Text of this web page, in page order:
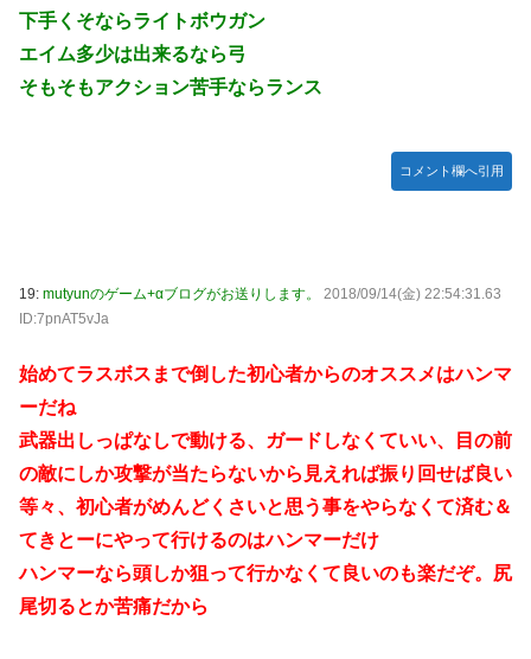
下手くそならライトボウガン
エイム多少は出来るなら弓
そもそもアクション苦手ならランス
コメント欄へ引用
19: mutyunのゲーム+αブログがお送りします。
2018/09/14(金) 22:54:31.63
ID:7pnAT5vJa
始めてラスボスまで倒した初心者からのオススメはハンマ
ーだね
武器出しっぱなしで動ける、ガードしなくていい、目の前
の敵にしか攻撃が当たらないから見えれば振り回せば良い
等々、初心者がめんどくさいと思う事をやらなくて済む＆
てきとーにやって行けるのはハンマーだけ
ハンマーなら頭しか狙って行かなくて良いのも楽だぞ。尻
尾切るとか苦痛だから